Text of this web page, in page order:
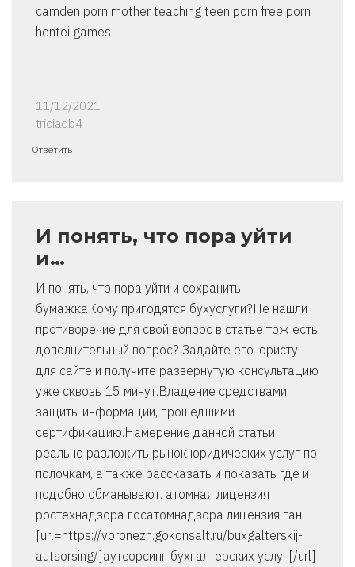
camden porn mother teaching teen porn free porn
hentei games
11/12/2021
triciadb4
Ответить
И понять, что пора уйти
и…
И понять, что пора уйти и сохранить
бумажкаКому пригодятся бухуслуги?Не нашли
противоречие для свой вопрос в статье тож есть
дополнительный вопрос? Задайте его юристу
для сайте и получите развернутую консультацию
уже сквозь 15 минут.Владение средствами
защиты информации, прошедшими
сертификацию.Намерение данной статьи
реально разложить рынок юридических услуг по
полочкам, а также рассказать и показать где и
подобно обманывают. атомная лицензия
ростехнадзора госатомнадзора лицензия ган
[url=https://voronezh.gokonsalt.ru/buxgalterskij-
autsorsing/]аутсорсинг бухгалтерских услуг[/url]